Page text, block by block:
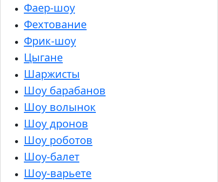
Фаер-шоу
Фехтование
Фрик-шоу
Цыгане
Шаржисты
Шоу барабанов
Шоу волынок
Шоу дронов
Шоу роботов
Шоу-балет
Шоу-варьете